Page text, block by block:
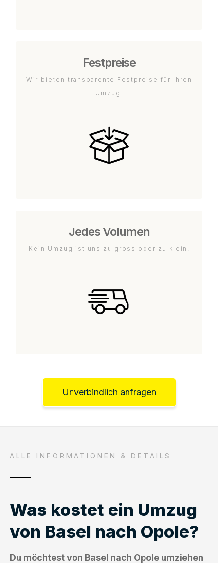
Festpreise
Wir bieten transparente Festpreise für Ihren
Umzug.
Jedes Volumen
Kein Umzug ist uns zu gross oder zu klein.
Unverbindlich anfragen
ALLE INFORMATIONEN & DETAILS
Was kostet ein Umzug
von Basel nach Opole?
Du möchtest von Basel nach Opole umziehen